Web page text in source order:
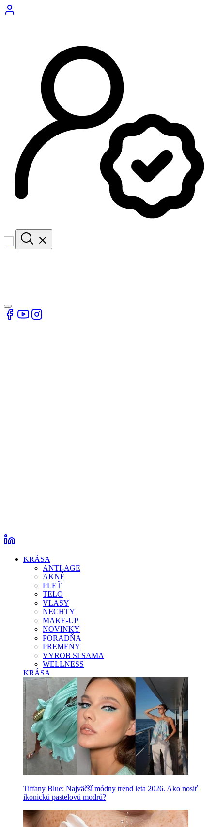
KRÁSA
ANTI-AGE
AKNÉ
PLEŤ
TELO
VLASY
NECHTY
MAKE-UP
NOVINKY
PORADŇA
PREMENY
VYROB SI SAMA
WELLNESS
KRÁSA
Tiffany Blue: Najväčší módny trend leta 2026. Ako nosiť
ikonickú pastelovú modrú?